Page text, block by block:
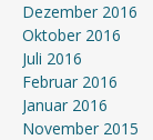
Dezember 2016
Oktober 2016
Juli 2016
Februar 2016
Januar 2016
November 2015